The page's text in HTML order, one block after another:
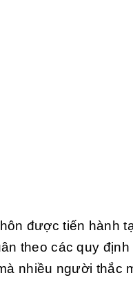
được tiến hành
theo các quy định
nhiều người thắc